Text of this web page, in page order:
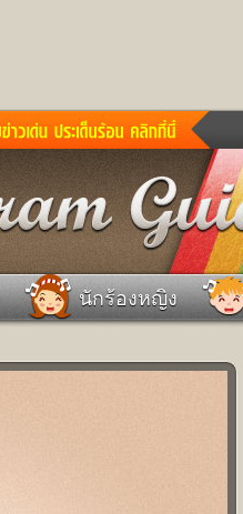
ข่าวสั้น
หนังใหม่
หมากรุกไทย
ทำนายฝัน
ผลบอล
เช็คความเร็วเน็ต
นักร้องหญิง